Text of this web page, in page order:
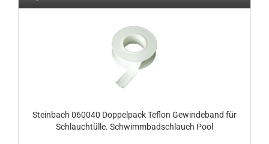
Steinbach 060040 Doppelpack Teflon Gewindeband für
Schlauchtülle. Schwimmbadschlauch Pool